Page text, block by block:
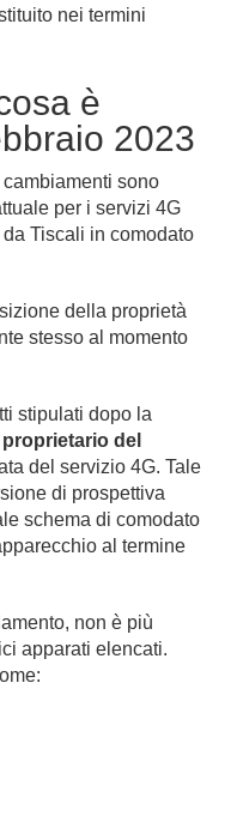
nei termini
è
2023
sono
per i servizi 4G
Tiscali in comodato
della proprietà
stesso al momento
stipulati dopo la
del
del servizio 4G. Tale
di prospettiva
schema di comodato
al termine
non è più
apparati elencati.